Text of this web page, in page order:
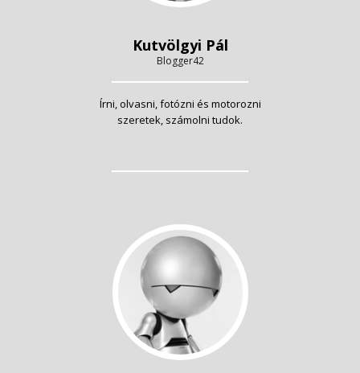
Kutvölgyi Pál
Blogger42
Írni, olvasni, fotózni és motorozni
szeretek, számolni tudok.